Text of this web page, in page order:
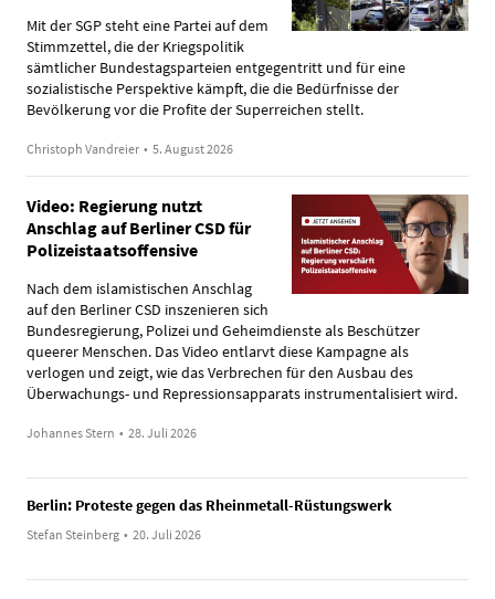
Mit der SGP steht eine Partei auf dem
Stimmzettel, die der Kriegspolitik
sämtlicher Bundestagsparteien entgegentritt und für eine
sozialistische Perspektive kämpft, die die Bedürfnisse der
Bevölkerung vor die Profite der Superreichen stellt.
Christoph Vandreier • 5. August 2026
Video: Regierung nutzt
Anschlag auf Berliner CSD für
Polizeistaatsoffensive
Nach dem islamistischen Anschlag
auf den Berliner CSD inszenieren sich
Bundesregierung, Polizei und Geheimdienste als Beschützer
queerer Menschen. Das Video entlarvt diese Kampagne als
verlogen und zeigt, wie das Verbrechen für den Ausbau des
Überwachungs- und Repressionsapparats instrumentalisiert wird.
Johannes Stern • 28. Juli 2026
Berlin: Proteste gegen das Rheinmetall-Rüstungswerk
Stefan Steinberg • 20. Juli 2026